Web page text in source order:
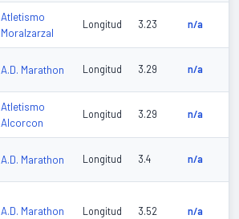
Atletismo
Moralzarzal
Longitud 3.23 n/a
A.D. Marathon Longitud 3.29 n/a
Atletismo
Alcorcon
Longitud 3.29 n/a
A.D. Marathon Longitud 3.4 n/a
A.D. Marathon Longitud 3.52 n/a